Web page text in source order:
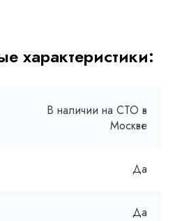
характеристики:
В наличии на СТО в
Москве
Да
Да